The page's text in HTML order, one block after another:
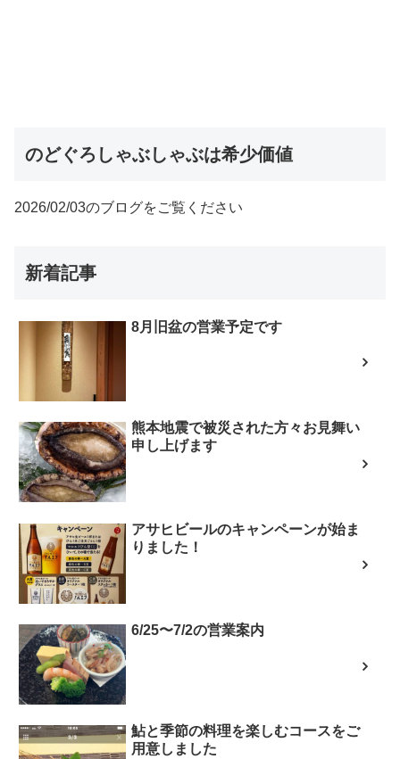
のどぐろしゃぶしゃぶは希少価値
2026/02/03のブログをご覧ください
新着記事
8月旧盆の営業予定です
熊本地震で被災された方々お見舞い
申し上げます
アサヒビールのキャンペーンが始ま
りました！
6/25〜7/2の営業案内
鮎と季節の料理を楽しむコースをご
用意しました